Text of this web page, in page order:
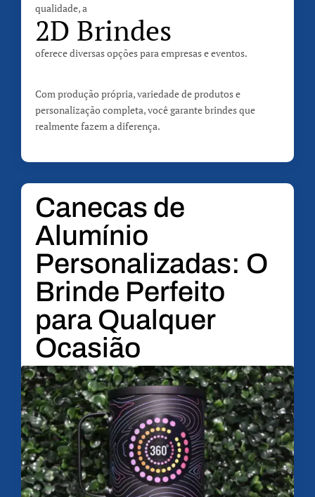
qualidade, a
2D Brindes
oferece diversas opções para empresas e eventos.
Com produção própria, variedade de produtos e
personalização completa, você garante brindes que
realmente fazem a diferença.
Canecas de
Alumínio
Personalizadas: O
Brinde Perfeito
para Qualquer
Ocasião